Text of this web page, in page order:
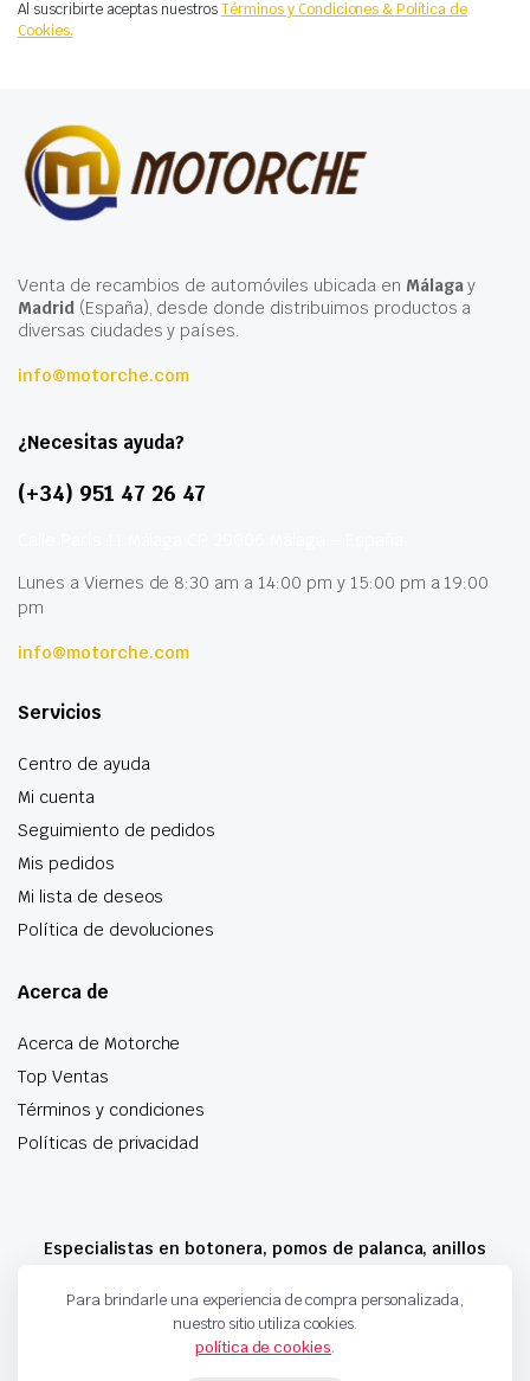
Al suscribirte aceptas nuestrosTérminos y Condiciones & Política de
Cookies.
Venta de recambios de automóviles ubicada en Málagay
Madrid(España), desde donde distribuimos productos a
diversas ciudades y países.
info@motorche.com
¿Necesitas ayuda?
(+34) 951 47 26 47
Lunes a Viernes de 8:30 am a 14:00 pm y 15:00 pm a 19:00
pm
info@motorche.com
Servicios
Centro de ayuda
Mi cuenta
Seguimiento de pedidos
Mis pedidos
Mi lista de deseos
Política de devoluciones
Acerca de
Acerca de Motorche
Top Ventas
Términos y condiciones
Políticas de privacidad
Especialistas en botonera, pomos de palanca, anillos
Copyright 2024 © Motorche Autoparts. Todos los derechos reservados
Para brindarle una experiencia de compra personalizada,
nuestro sitio utiliza cookies.
política de cookies.